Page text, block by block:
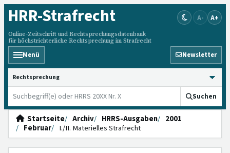
HRR-Strafrecht
Online-Zeitschrift und Rechtsprechungsdatenbank
für höchstrichterliche Rechtsprechung im Strafrecht
A- A+
Menü Newsletter
HRRS durchsuchen
Suchen
Startseite Archiv HRRS-Ausgaben
2001
Februar
I./II. Materielles Strafrecht